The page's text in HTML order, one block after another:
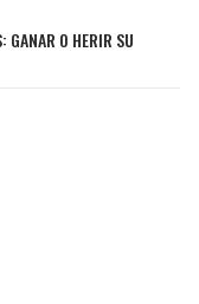
GANAR O HERIR SU